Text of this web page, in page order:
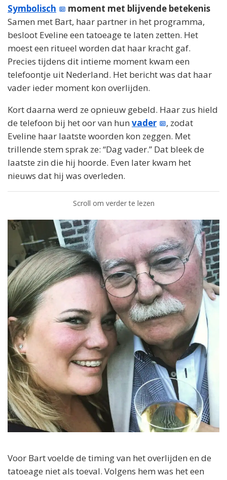
Symbolisch
moment met blijvende betekenis
Samen met Bart, haar partner in het programma,
besloot Eveline een tatoeage te laten zetten. Het
moest een ritueel worden dat haar kracht gaf.
Precies tijdens dit intieme moment kwam een
telefoontje uit Nederland. Het bericht was dat haar
vader ieder moment kon overlijden.
Kort daarna werd ze opnieuw gebeld. Haar zus hield
de telefoon bij het oor van hun vader
, zodat
Eveline haar laatste woorden kon zeggen. Met
trillende stem sprak ze: “Dag vader.” Dat bleek de
laatste zin die hij hoorde. Even later kwam het
nieuws dat hij was overleden.
Scroll om verder te lezen
Voor Bart voelde de timing van het overlijden en de
tatoeage niet als toeval. Volgens hem was het een